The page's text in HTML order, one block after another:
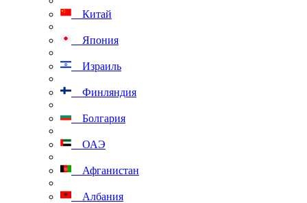
Китай
Япония
Израиль
Финляндия
Болгария
ОАЭ
Афганистан
Албания